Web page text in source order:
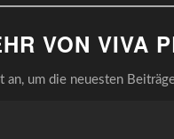
VON VIVA
an, um die neuesten